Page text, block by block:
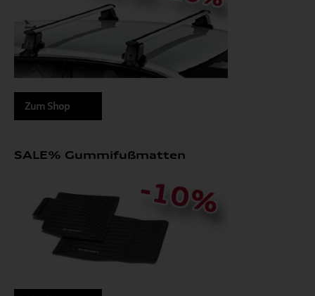
Zum Shop
SALE% Gummifußmatten